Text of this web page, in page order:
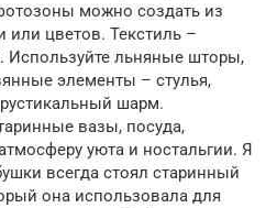
можно создать из
или цветов. Текстиль –
Используйте льняные шторы,
элементы – стулья,
шарм.
вазы, посуда,
уюта и ностальгии. Я
всегда стоял старинный
она использовала для